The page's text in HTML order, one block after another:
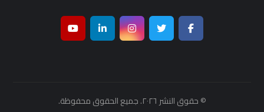
© حقوق النشر ٢٠٢٦. جميع الحقوق محفوظة.